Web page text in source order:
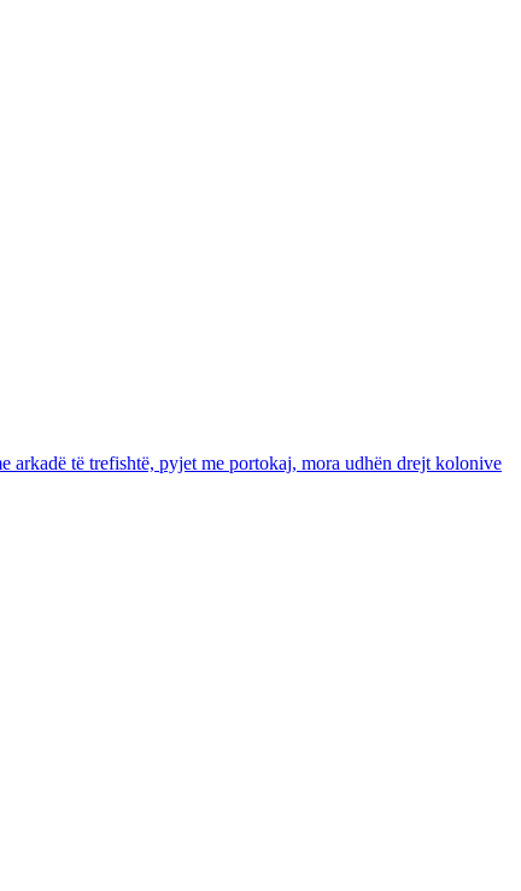
arkadë të trefishtë, pyjet me portokaj, mora udhën drejt kolonive